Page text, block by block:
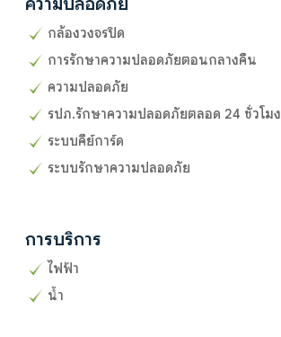
กล้องวงจรปิด
การรักษาความปลอดภัยตอนกลางคืน
ความปลอดภัย
รปภ.รักษาความปลอดภัยตลอด 24 ชั่วโมง
ระบบคีย์การ์ด
ระบบรักษาความปลอดภัย
การบริการ
ไฟฟ้า
น้ำ